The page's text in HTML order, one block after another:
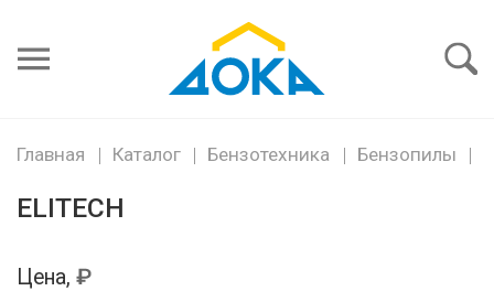
пароль
Главная Каталог Бензотехника Бензопилы
ELITECH
Цена,